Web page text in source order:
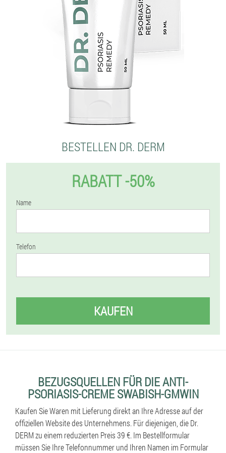
BESTELLEN DR. DERM
RABATT -50%
Name
Telefon
KAUFEN
BEZUGSQUELLEN FÜR DIE ANTI-
PSORIASIS-CREME SWABISH-GMWIN
Kaufen Sie Waren mit Lieferung direkt an Ihre Adresse auf der
offiziellen Website des Unternehmens. Für diejenigen, die Dr.
DERM zu einem reduzierten Preis 39 €. Im Bestellformular
müssen Sie Ihre Telefonnummer und Ihren Namen im Formular